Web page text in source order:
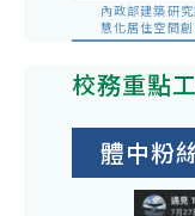
內政部建築研
慧化居住空間
校務重點
體中粉